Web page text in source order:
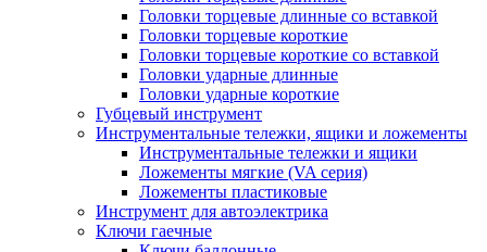
Головки торцевые длинные со вставкой
Головки торцевые короткие
Головки торцевые короткие со вставкой
Головки ударные длинные
Головки ударные короткие
Губцевый инструмент
Инструментальные тележки, ящики и ложементы
Инструментальные тележки и ящики
Ложементы мягкие (VA серия)
Ложементы пластиковые
Инструмент для автоэлектрика
Ключи гаечные